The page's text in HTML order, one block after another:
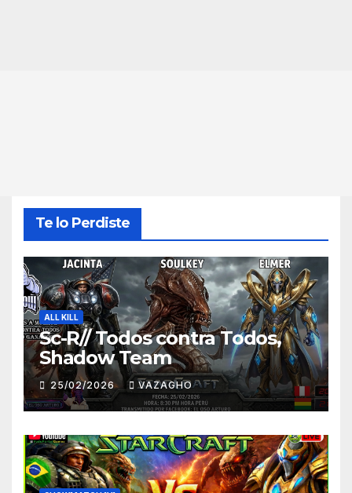
Te lo Perdiste
ALL KILL
Sc-R// Todos contra Todos,
Shadow Team
25/02/2026 VAZAGHO